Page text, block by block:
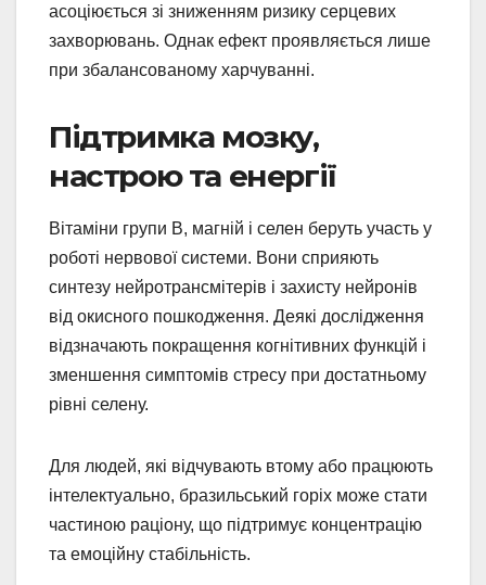
асоціюється зі зниженням ризику серцевих
захворювань. Однак ефект проявляється лише
при збалансованому харчуванні.
Підтримка мозку,
настрою та енергії
Вітаміни групи В, магній і селен беруть участь у
роботі нервової системи. Вони сприяють
синтезу нейротрансмітерів і захисту нейронів
від окисного пошкодження. Деякі дослідження
відзначають покращення когнітивних функцій і
зменшення симптомів стресу при достатньому
рівні селену.
Для людей, які відчувають втому або працюють
інтелектуально, бразильський горіх може стати
частиною раціону, що підтримує концентрацію
та емоційну стабільність.